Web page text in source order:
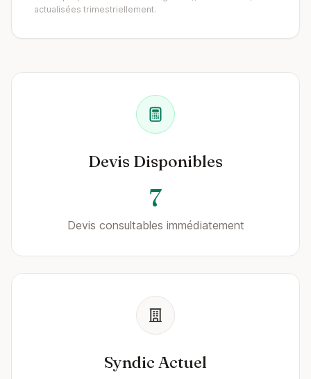
actualisées trimestriellement.
Devis Disponibles
7
Devis consultables immédiatement
Syndic Actuel